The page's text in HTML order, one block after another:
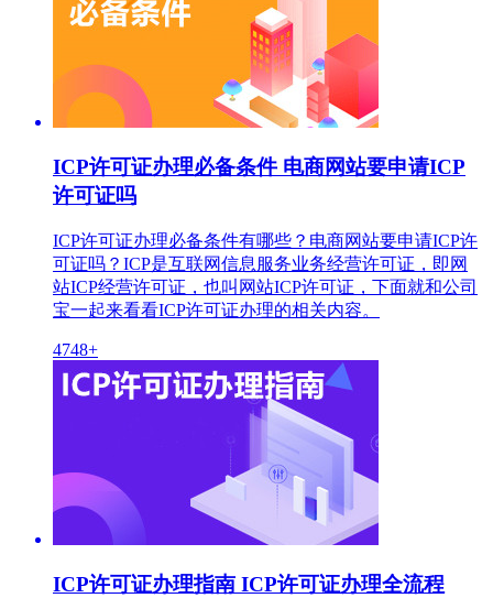
ICP许可证办理必备条件 电商网站要申请ICP
许可证吗
ICP许可证办理必备条件有哪些？电商网站要申请ICP许
可证吗？ICP是互联网信息服务业务经营许可证，即网
站ICP经营许可证，也叫网站ICP许可证，下面就和公司
宝一起来看看ICP许可证办理的相关内容。
4748+
ICP许可证办理指南 ICP许可证办理全流程